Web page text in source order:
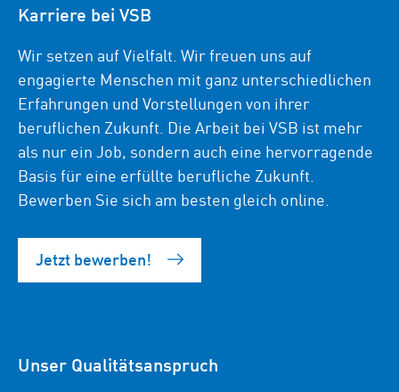
Karriere bei VSB
Wir setzen auf Vielfalt. Wir freuen uns auf
engagierte Menschen mit ganz unterschiedlichen
Erfahrungen und Vorstellungen von ihrer
beruflichen Zukunft. Die Arbeit bei VSB ist mehr
als nur ein Job, sondern auch eine hervorragende
Basis für eine erfüllte berufliche Zukunft.
Bewerben Sie sich am besten gleich online.
Jetzt bewerben!
Unser Qualitätsanspruch